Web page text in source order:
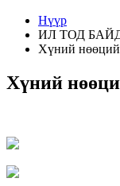
Нүүр
ИЛ ТОД
Хүний
Хүний